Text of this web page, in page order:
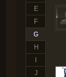
E
F
G
H
J